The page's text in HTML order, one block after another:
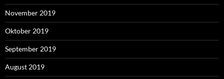
November 2019
Oktober 2019
September 2019
August 2019